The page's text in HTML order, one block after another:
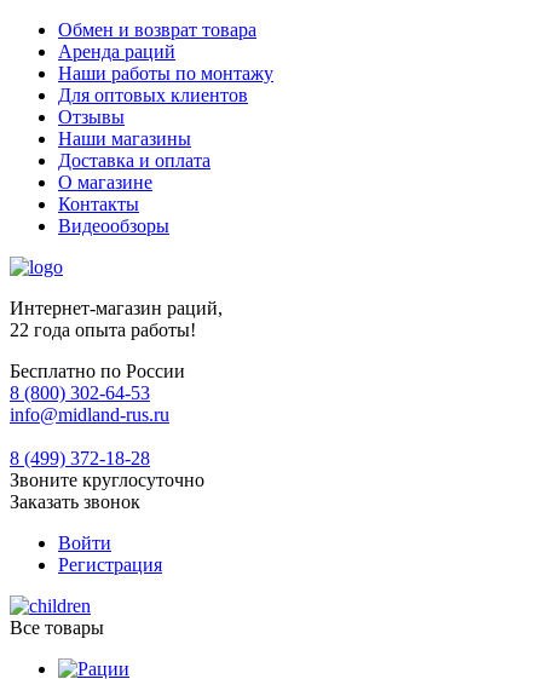
Обмен и возврат товара
Аренда раций
Наши работы по монтажу
Для оптовых клиентов
Отзывы
Наши магазины
Доставка и оплата
О магазине
Контакты
Видеообзоры
Интернет-магазин раций,
22 года опыта работы!
Бесплатно по России
8 (800) 302-64-53
info@midland-rus.ru
8 (499) 372-18-28
Звоните круглосуточно
Заказать звонок
Войти
Регистрация
Все товары